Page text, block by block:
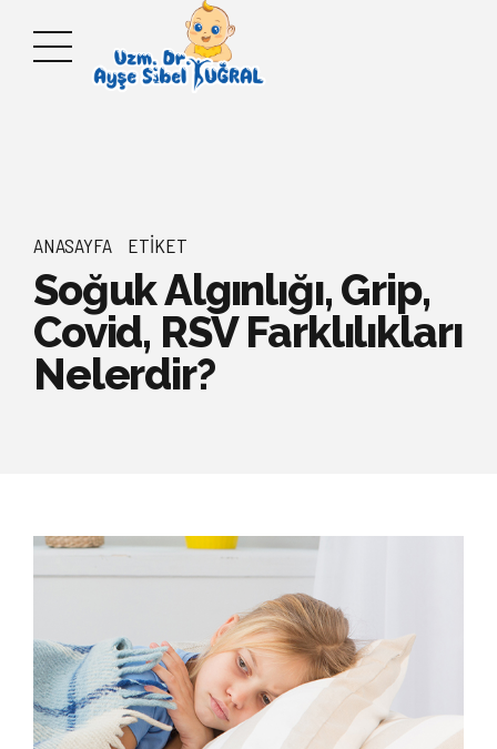
ANASAYFA ETIKET
Soğuk Algınlığı, Grip,
Covid, RSV Farklılıkları
Nelerdir?